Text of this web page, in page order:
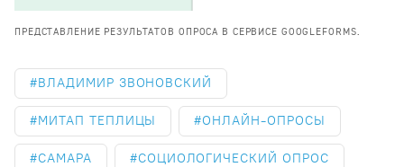
ПРЕДСТАВЛЕНИЕ РЕЗУЛЬТАТОВ ОПРОСА В СЕРВИСЕ GOOGLEFORMS.
ВЛАДИМИР ЗВОНОВСКИЙ
МИТАП ТЕПЛИЦЫ ОНЛАЙН-ОПРОСЫ
САМАРА СОЦИОЛОГИЧЕСКИЙ ОПРОС